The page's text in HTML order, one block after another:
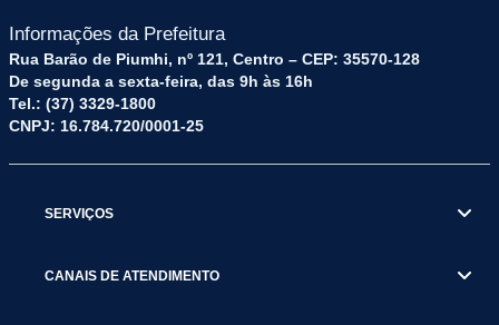
Informações da Prefeitura
Rua Barão de Piumhi, nº 121, Centro – CEP: 35570-128
De segunda a sexta-feira, das 9h às 16h
Tel.: (37) 3329-1800
CNPJ: 16.784.720/0001-25
SERVIÇOS
CANAIS DE ATENDIMENTO